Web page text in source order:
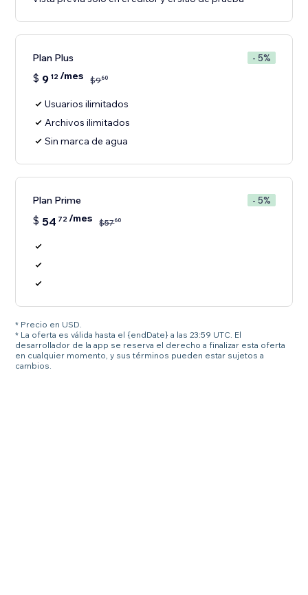
Plan Plus - 5%
$ 9 12/mes $960
Usuarios ilimitados
Archivos ilimitados
Sin marca de agua
Plan Prime - 5%
$ 54 72/mes $5760
* Precio en USD.
* La oferta es válida hasta el {endDate} a las 23:59 UTC. El
desarrollador de la app se reserva el derecho a finalizar esta oferta
en cualquier momento, y sus términos pueden estar sujetos a
cambios.